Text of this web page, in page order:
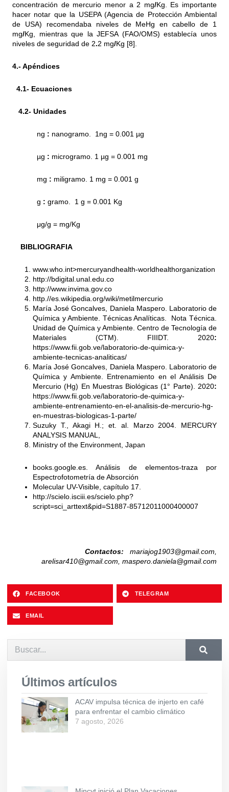
concentración de mercurio menor a 2 mg/Kg. Es importante
hacer notar que la USEPA (Agencia de Protección Ambiental
de USA) recomendaba niveles de MeHg en cabello de 1
mg/Kg, mientras que la JEFSA (FAO/OMS) establecía unos
niveles de seguridad de 2.2 mg/Kg [8].
4.- Apéndices
4.1- Ecuaciones
4.2- Unidades
ng : nanogramo. 1ng = 0.001 µg
µg : microgramo. 1 µg = 0.001 mg
mg : miligramo. 1 mg = 0.001 g
g : gramo. 1 g = 0.001 Kg
μg/g = mg/Kg
BIBLIOGRAFIA
www.who.int>mercuryandhealth-worldhealthorganization
http://bdigital.unal.edu.co
http://www.invima.gov.co
http.//es.wikipedia.org/wiki/metilmercurio
María José Goncalves, Daniela Maspero. Laboratorio de
Química y Ambiente. Técnicas Analíticas. Nota Técnica.
Unidad de Química y Ambiente. Centro de Tecnología de
Materiales (CTM). FIIIDT. 2020:
https://www.fii.gob.ve/laboratorio-de-quimica-y-
ambiente-tecnicas-analiticas/
María José Goncalves, Daniela Maspero. Laboratorio de
Química y Ambiente. Entrenamiento en el Análisis De
Mercurio (Hg) En Muestras Biológicas (1° Parte). 2020:
https://www.fii.gob.ve/laboratorio-de-quimica-y-
ambiente-entrenamiento-en-el-analisis-de-mercurio-hg-
en-muestras-biologicas-1-parte/
Suzuky T., Akagi H.; et. al. Marzo 2004. MERCURY
ANALYSIS MANUAL,
Ministry of the Environment, Japan
books.google.es. Análisis de elementos-traza por
Espectrofotometría de Absorción
Molecular UV-Visible, capítulo 17.
http://scielo.isciii.es/scielo.php?
script=sci_arttext&pid=S1887-85712011000400007
Contactos:
mariajog1903@gmail.com,
arelisar410@gmail.com, maspero.daniela@gmail.com
FACEBOOK TELEGRAM
EMAIL
Últimos artículos
ACAV impulsa técnica de injerto en café
para enfrentar el cambio climático
7 agosto, 2026